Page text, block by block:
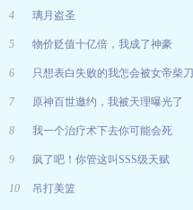
4 璃月盗圣
5 物价贬值十亿倍，我成了神豪
6 只想表白失败的我怎会被女帝柴刀
7 原神百世邀约，我被天理曝光了
8 我一个治疗术下去你可能会死
9 疯了吧！你管这叫SSS级天赋
10 吊打美篮